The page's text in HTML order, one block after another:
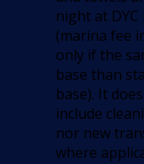
night at
(marina fee
only if the
base than
base). It
include
nor new
where